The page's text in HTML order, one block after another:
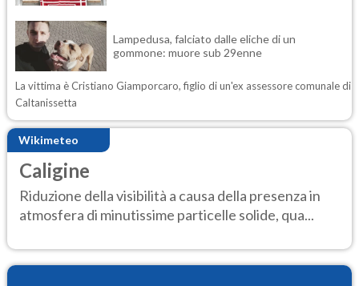
Lampedusa, falciato dalle eliche di un
gommone: muore sub 29enne
La vittima è Cristiano Giamporcaro, figlio di un'ex assessore comunale di
Caltanissetta
Wikimeteo
Caligine
Riduzione della visibilità a causa della presenza in
atmosfera di minutissime particelle solide, qua...